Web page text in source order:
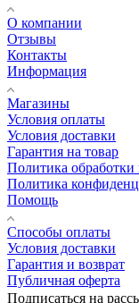
О компании
Отзывы
Контакты
Информация
Магазины
Условия оплаты
Условия доставки
Гарантия на товар
Политика
Политика
Помощь
Способы оплаты
Условия доставки
Гарантия и возврат
Публичная оферта
Подписаться на